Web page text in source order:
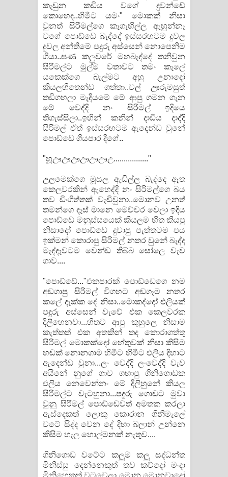
කැඩුන කඩිය වගේ දුවන්ඩේ
කොහෙද..හිමීට යමං" මොකක් නිසා
වුනත් සිරිමල්ගෙ කෑගැහිල්ල ඇහුන්නෑ
වගේ පොඩ්ඩෙ බැද්දේ ඉස්සරහටම දුවල
දුවල අන්තිමේ පදුරු අස්සෙන් නොපෙනිම
ගියා..ඝණ කලුවරේ මහබැද්දේ තනිවුන
සිරිමල්‍ට මුල්ම වතාවට තමං කැලේ
යකෙක්ගෙ බැල්මට අහු උනාදෝ
කියලහිතෙන්ඩ ගත්තා..වල් ඌරුමසුත්
තඩිගහලා මැදියමේ මේ ආපු ගමන ගැන
මේ වෙද්දි නං සිරිමල් ඉදියෙ
තිගැස්සිලා..ඉහින් කනින් දාඩිය දාද්දි
සිරිමල් ඒත් ඉස්සරහටම ඇදෙන්ඩ වුනේ
පොඩ්ඩෙ ගියපාර දිගේ..
"හූඌඌඌඌඌඌඋ................."
උලමෙක්ගෙ මූසල ඇඬිල්ල බැද්දෙ ඈත
කෙලවරකින් ඇහෙද්දි නං සිරිමල්ගෙ බය
තව ඩිංගිත්තක් වැඩිවුනා..මොනව උනත්
තමන්ගෙ දෑස් මානෙ මෙච්චර වෙලා ඉදිය
පොඩ්ඩෙ මනුස්සයෙක් කියලම හිත කියපු
නිසාදෝ පොඩ්ඩෙ දුවාපු පැත්තටම පය
ඉක්මන් කොරාපු සිරිමල් නතර වුනේ බැද්ද
මැද්දෑවටම වෙන්ඩ තිබ්බ සෝලෙ වැව
ගාව....
"පොඩ්ඩේ..."එකපාරක් පොඩ්ඩෙගෙ නම
අඬගාපු සිරිමල් විගහට අඬගෑම නතර
කලේ දැක්ක දේ නිසා..මොකද්දෝ එලියක්
පඳුරු අස්සෙන් වැවේ එක කෙලවරක
දිලිහෙනවා...හිතට ආපු කුහුලෙ නිසාම
කැත්තත් එක අතකින් තද කොරාගත්තු
සිරිමල් මොකක්දෝ හේතුවක් නිසා කිසිම
හඬක් නොනගාම හිමීට හිමීට එලිය දිහාට
ඇදෙන්ඩ වුනා...ලං වෙද්දි ලංවෙද්දි වැව
අයිනේ නුගේ ගාව ගහාපු ගිනිගොඩක
එලිය නෙවෙන්නං මේ දිලිහුනේ කියල
සිරිමල්ට වැටහුනා...පදුරු ගොඩට මුවා
වුනු සිරිමල් පොඩ්ඩෙවත් අමතක කරලා
ඇස්දෙකත් ලොකු කොරාන ගිනිමැලේ
වටේ සිද්ද වෙන දේ දිහා බලාන් උන්නෙ
කිසිම හැල හොල්මනක් නැතුව....
ගිනිගොඩ වටේට කලුම කලු සද්ධන්ත
මිනිස්සු දෙන්නෙකුත් තව කව්දෝ මංදා
මිනිහෙකුත් වටවෙලා මොන මොනවාදෝ